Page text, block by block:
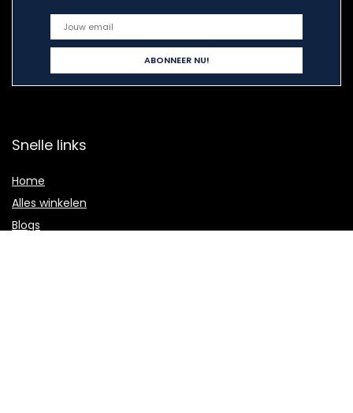
Snelle links
Home
Alles winkelen
Blogs